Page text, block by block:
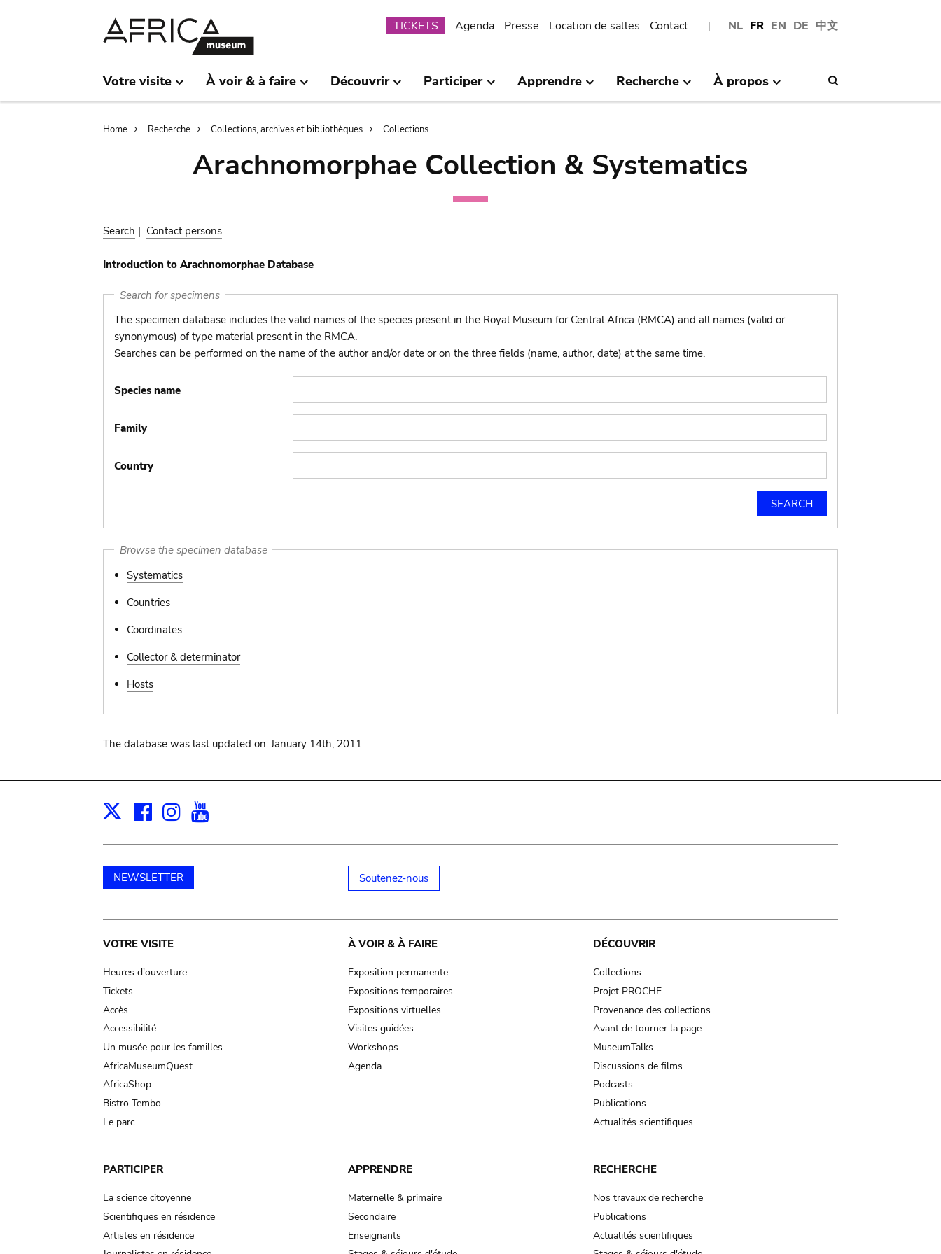
NL FR EN DE 中文
Submenu
TICKETS Agenda Presse Location de salles Contact
Votre visite À voir & à faire Découvrir Participer Apprendre Recherche À propos
Breadcrumb
Home Recherche Collections, archives et bibliothèques Collections
Arachnomorphae Collection & Systematics
Search | Contact persons
Introduction to Arachnomorphae Database
Search for specimens
The specimen database includes the valid names of the species present in the Royal Museum for Central Africa (RMCA) and all names (valid or
synonymous) of type material present in the RMCA.
Searches can be performed on the name of the author and/or date or on the three fields (name, author, date) at the same time.
Species name
Family
Country
Browse the specimen database
Systematics
Countries
Coordinates
Collector & determinator
Hosts
The database was last updated on: January 14th, 2011
X Facebook
Instagram
NEWSLETTER Soutenez-nous
Main
navigation
VOTRE VISITE
Heures d'ouverture
Tickets
Accès
Accessibilité
Un musée pour les familles
AfricaMuseumQuest
AfricaShop
Bistro Tembo
Le parc
À VOIR & À FAIRE
Exposition permanente
Expositions temporaires
Expositions virtuelles
Visites guidées
Workshops
Agenda
DÉCOUVRIR
Collections
Projet PROCHE
Provenance des collections
Avant de tourner la page…
MuseumTalks
Discussions de films
Podcasts
Publications
Actualités scientifiques
PARTICIPER
La science citoyenne
Scientifiques en résidence
Artistes en résidence
APPRENDRE
Maternelle & primaire
Secondaire
Enseignants
RECHERCHE
Nos travaux de recherche
Publications
Actualités scientifiques